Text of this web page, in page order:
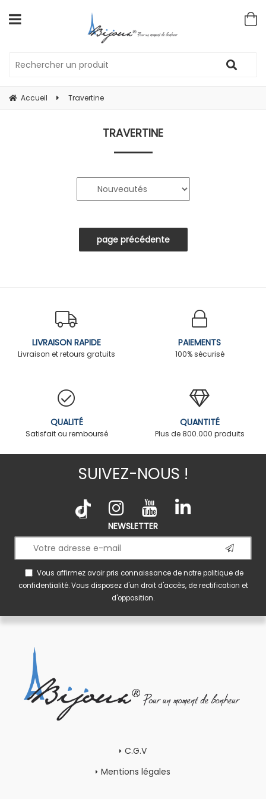
Accueil Travertine
TRAVERTINE
LIVRAISON RAPIDE
Livraison et retours gratuits
PAIEMENTS
100% sécurisé
QUALITÉ
Satisfait ou remboursé
QUANTITÉ
Plus de 800.000 produits
SUIVEZ-NOUS !
NEWSLETTER
Vous affirmez avoir pris connaissance de notrepolitique de
confidentialité. Vous disposez d'un droit d'accès, de rectification et
d'opposition.
C.G.V
Mentions légales